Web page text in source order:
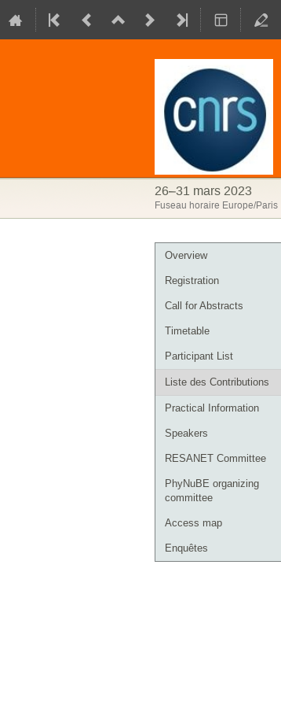
26–31 mars 2023
Fuseau horaire Europe/Paris
Menu
de
Overview
Registration
Call for Abstracts
Timetable
Participant List
Liste des Contributions
Practical Information
Speakers
RESANET Committee
PhyNuBE organizing
committee
Access map
Enquêtes